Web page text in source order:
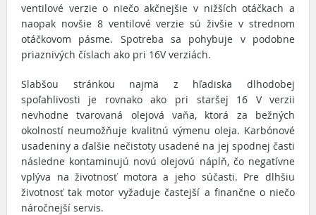
ventilové verzie o niečo akčnejšie v nižších otáčkach a
naopak novšie 8 ventilové verzie sú živšie v strednom
otáčkovom pásme. Spotreba sa pohybuje v podobne
priaznivých číslach ako pri 16V verziách.
Slabšou stránkou najmä z hľadiska dlhodobej
spoľahlivosti je rovnako ako pri staršej 16 V verzii
nevhodne tvarovaná olejová vaňa, ktorá za bežných
okolností neumožňuje kvalitnú výmenu oleja. Karbónové
usadeniny a ďalšie nečistoty usadené na jej spodnej časti
následne kontaminujú novú olejovú náplň, čo negatívne
vplýva na životnosť motora a jeho súčasti. Pre dlhšiu
životnosť tak motor vyžaduje častejší a finančne o niečo
náročnejší servis.